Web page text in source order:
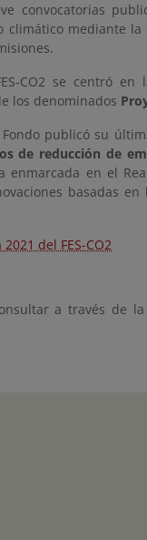
convocatorias
mediante
CO2 se centró en
los denominados
publicó su
de reducción de
en el
basadas en
del FES-CO2
a través de